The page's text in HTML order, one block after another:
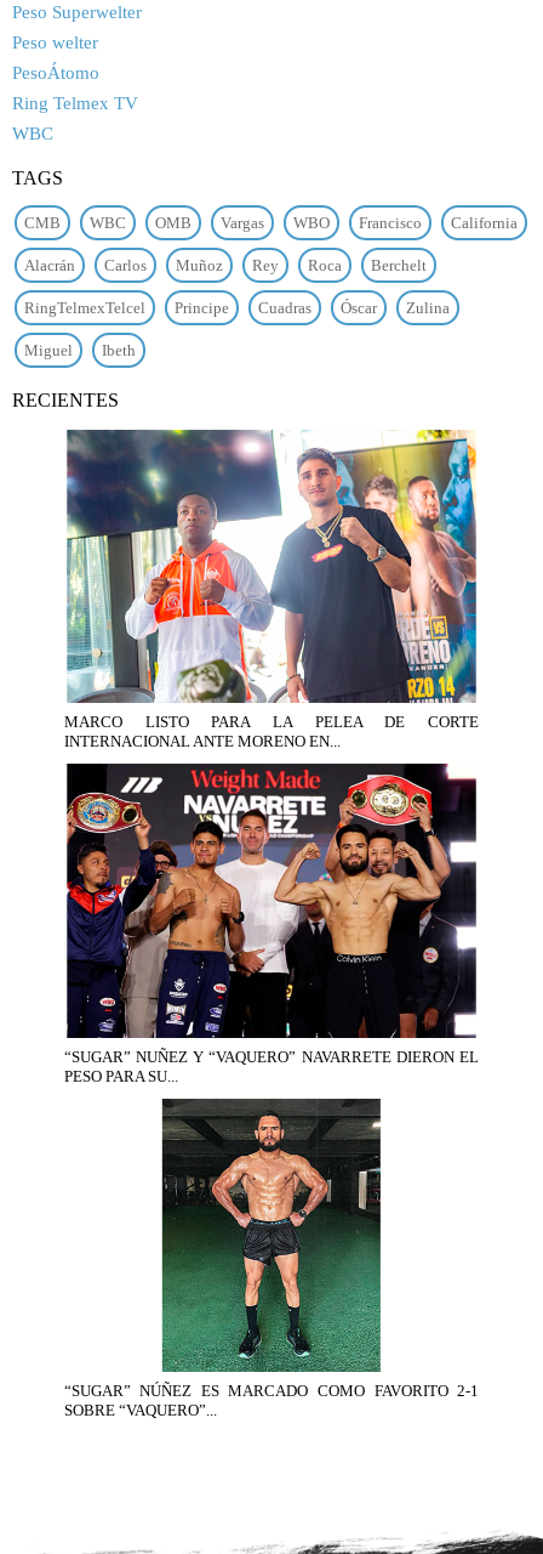
Peso Superwelter
Peso welter
PesoÁtomo
Ring Telmex TV
WBC
TAGS
CMB WBC OMB Vargas WBO Francisco California
Alacrán Carlos Muñoz Rey Roca Berchelt
RingTelmexTelcel Principe Cuadras Óscar Zulina
Miguel Ibeth
RECIENTES
MARCO LISTO PARA LA PELEA DE CORTE
INTERNACIONAL ANTE MORENO EN...
“SUGAR” NUÑEZ Y “VAQUERO” NAVARRETE DIERON EL
PESO PARA SU...
“SUGAR” NÚÑEZ ES MARCADO COMO FAVORITO 2-1
SOBRE “VAQUERO”...